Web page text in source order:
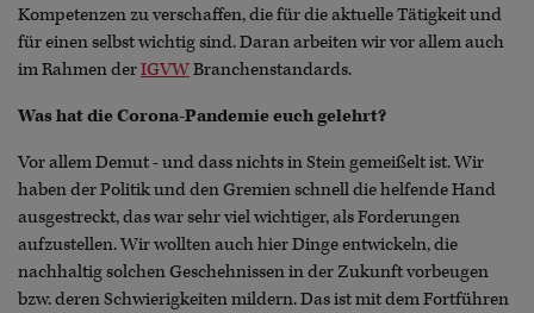
Kompetenzen zu verschaffen, die für die aktuelle Tätigkeit und
für einen selbst wichtig sind. Daran arbeiten wir vor allem auch
im Rahmen derIGVWBranchenstandards.
Was hat die Corona-Pandemie euch gelehrt?
Vor allem Demut - und dass nichts in Stein gemeißelt ist. Wir
haben der Politik und den Gremien schnell die helfende Hand
ausgestreckt, das war sehr viel wichtiger, als Forderungen
aufzustellen. Wir wollten auch hier Dinge entwickeln, die
nachhaltig solchen Geschehnissen in der Zukunft vorbeugen
bzw. deren Schwierigkeiten mildern. Das ist mit dem Fortführen